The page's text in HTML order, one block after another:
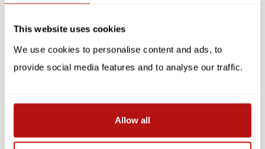
This website uses cookies
We use cookies to personalise content and ads, to
provide social media features and to analyse our traffic.
Allow all
SALE -10%
Katja Rub - Kat met Vaas,
Katja Rub - Kat Blauw, A4